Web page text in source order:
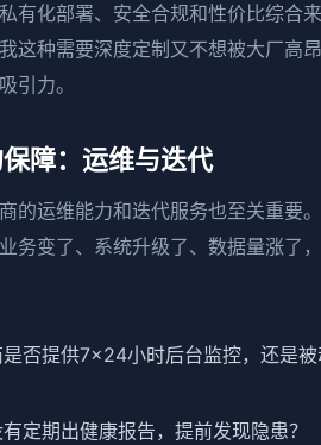
有化部署、安全合规和性价比综合
这种需要深度定制又不想被大厂高
引力。
障：运维与迭代
的运维能力和迭代服务也至关重要
务变了、系统升级了、数据量涨了
否提供7×24小时后台监控，还是
定期出健康报告，提前发现隐患？